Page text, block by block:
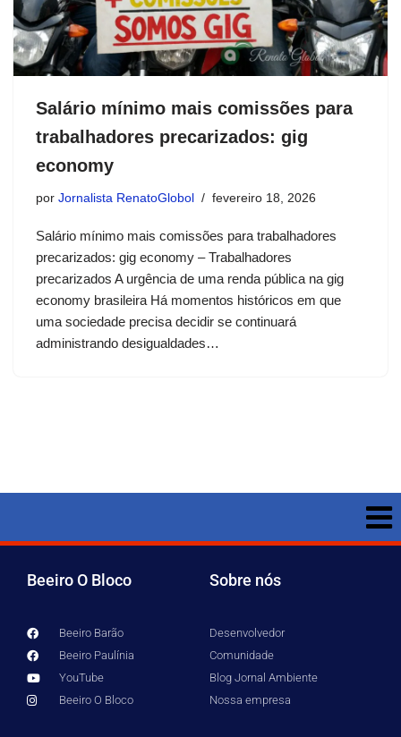
Salário mínimo mais comissões para
trabalhadores precarizados: gig
economy
por Jornalista RenatoGlobol fevereiro 18, 2026
Salário mínimo mais comissões para trabalhadores
precarizados: gig economy – Trabalhadores
precarizados A urgência de uma renda pública na gig
economy brasileira Há momentos históricos em que
uma sociedade precisa decidir se continuará
administrando desigualdades…
Beeiro O Bloco
Beeiro Barão
Beeiro Paulínia
YouTube
Beeiro O Bloco
Sobre nós
Desenvolvedor
Comunidade
Blog Jornal Ambiente
Nossa empresa